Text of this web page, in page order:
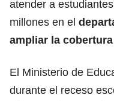
atender a
millones en el
ampliar la
El Ministerio de
durante el receso